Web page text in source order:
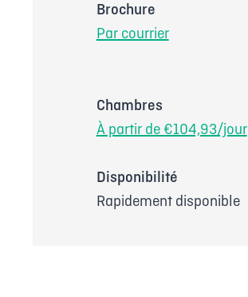
Brochure
Par courrier
Chambres
À partir de €104,93/jour
Disponibilité
Rapidement disponible